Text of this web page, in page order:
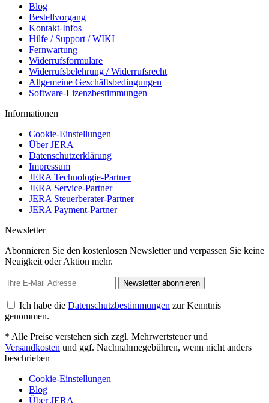
Blog
Bestellvorgang
Kontakt-Infos
Hilfe / Support / WIKI
Fernwartung
Widerrufsformulare
Widerrufsbelehrung / Widerrufsrecht
Allgemeine Geschäftsbedingungen
Software-Lizenzbestimmungen
Informationen
Cookie-Einstellungen
Über JERA
Datenschutzerklärung
Impressum
JERA Technologie-Partner
JERA Service-Partner
JERA Steuerberater-Partner
JERA Payment-Partner
Newsletter
Abonnieren Sie den kostenlosen Newsletter und verpassen Sie keine
Neuigkeit oder Aktion mehr.
Newsletter abonnieren
Ich habe die Datenschutzbestimmungen zur Kenntnis
genommen.
* Alle Preise verstehen sich zzgl. Mehrwertsteuer und
Versandkosten und ggf. Nachnahmegebühren, wenn nicht anders
beschrieben
Cookie-Einstellungen
Blog
Über JERA